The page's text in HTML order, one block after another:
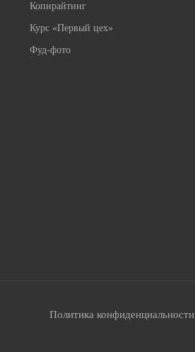
Копирайтинг
Курс «Первый цех»
Фуд-фото
Политика конфиденциальности